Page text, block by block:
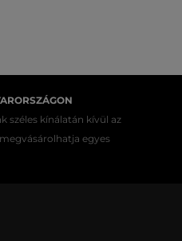
széles kínálatán kívül az
egyes